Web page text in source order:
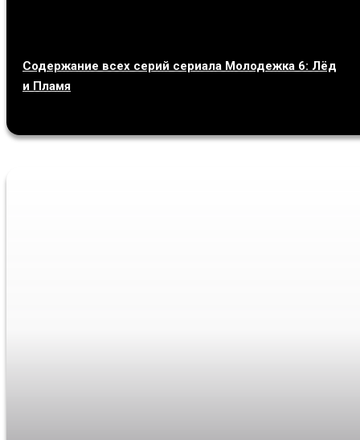
Содержание всех серий сериала Молодежка 6: Лёд
и Пламя